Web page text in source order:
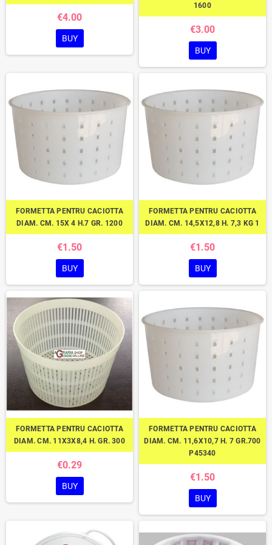
€4.00
BUY
1600
€3.00
BUY
FORMETTA PENTRU CACIOTTA
DIAM. CM. 15X 4 H.7 GR. 1200
€1.50
BUY
FORMETTA PENTRU CACIOTTA
DIAM. CM. 14,5X12,8 H. 7,3 KG 1
€1.50
BUY
FORMETTA PENTRU CACIOTTA
DIAM. CM. 11X3X8,4 H. GR. 300
€0.29
BUY
FORMETTA PENTRU CACIOTTA
DIAM. CM. 11,6X10,7 H. 7 GR.700
P45340
€1.50
BUY